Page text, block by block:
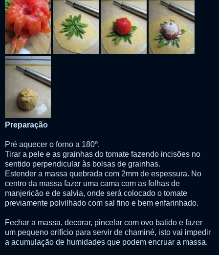
Preparação
Pré aquecer o forno a 180º.
Tirar a pele e as grainhas do tomate fazendo incisões no
sentido perpendicular às bolsas de grainhas.
Estender a massa quebrada com 2mm de espessura. No
centro da massa fazer uma cama com as folhas de
manjericão e de salvia, onde será colocado o tomate
previamente polvilhado com sal fino e bem enfarinhado.
Fechar a massa, decorar, pincelar com ovo batido e fazer
um pequeno orifício para servir de chaminé, isto vai impedir
a acumulação de humidades que podem encruar a massa.